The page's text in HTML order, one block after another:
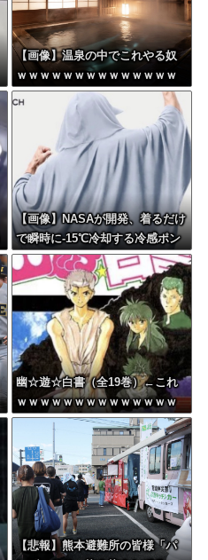
【画像】温泉の中でこれやる奴
ｗｗｗｗｗｗｗｗｗｗｗｗｗｗ
ｗｗ
【画像】NASAが開発、着るだけ
で瞬時に-15℃冷却する冷感ポン
チョが3,980円ｗｗｗｗｗ
幽☆遊☆白書（全19巻）←これ
ｗｗｗｗｗｗｗｗｗｗｗｗｗｗ
【悲報】熊本避難所の皆様「パ